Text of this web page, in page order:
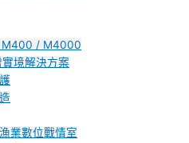
M400 / M4000
實境解決方案
業數位戰情室